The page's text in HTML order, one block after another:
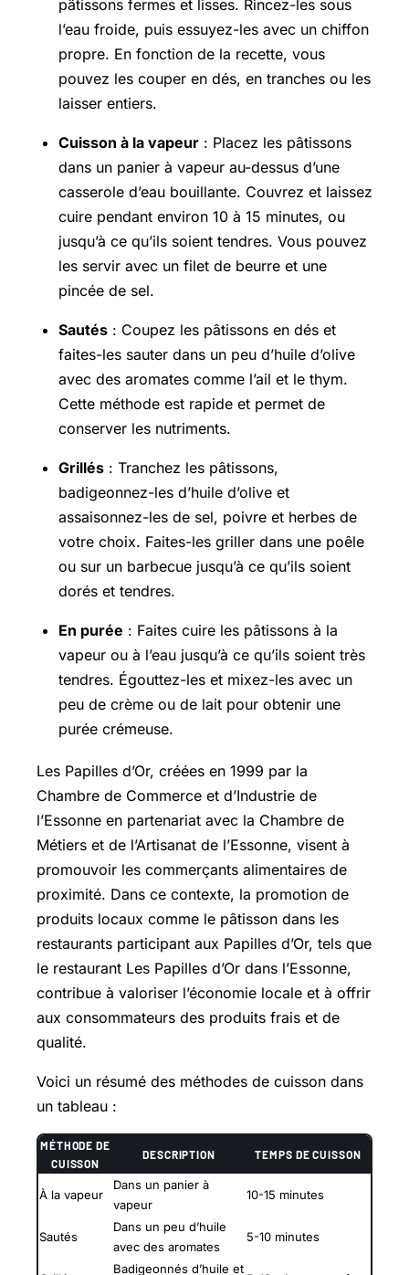
pâtissons fermes et lisses. Rincez-les sous
l’eau froide, puis essuyez-les avec un chiffon
propre. En fonction de la recette, vous
pouvez les couper en dés, en tranches ou les
laisser entiers.
Cuisson à la vapeur : Placez les pâtissons
dans un panier à vapeur au-dessus d’une
casserole d’eau bouillante. Couvrez et laissez
cuire pendant environ 10 à 15 minutes, ou
jusqu’à ce qu’ils soient tendres. Vous pouvez
les servir avec un filet de beurre et une
pincée de sel.
Sautés : Coupez les pâtissons en dés et
faites-les sauter dans un peu d’huile d’olive
avec des aromates comme l’ail et le thym.
Cette méthode est rapide et permet de
conserver les nutriments.
Grillés : Tranchez les pâtissons,
badigeonnez-les d’huile d’olive et
assaisonnez-les de sel, poivre et herbes de
votre choix. Faites-les griller dans une poêle
ou sur un barbecue jusqu’à ce qu’ils soient
dorés et tendres.
En purée : Faites cuire les pâtissons à la
vapeur ou à l’eau jusqu’à ce qu’ils soient très
tendres. Égouttez-les et mixez-les avec un
peu de crème ou de lait pour obtenir une
purée crémeuse.
Les Papilles d’Or, créées en 1999 par la
Chambre de Commerce et d’Industrie de
l’Essonne en partenariat avec la Chambre de
Métiers et de l’Artisanat de l’Essonne, visent à
promouvoir les commerçants alimentaires de
proximité. Dans ce contexte, la promotion de
produits locaux comme le pâtisson dans les
restaurants participant aux Papilles d’Or, tels que
le restaurant Les Papilles d’Or dans l’Essonne,
contribue à valoriser l’économie locale et à offrir
aux consommateurs des produits frais et de
qualité.
Voici un résumé des méthodes de cuisson dans
un tableau :
MÉTHODE DE
CUISSON
DESCRIPTION TEMPS DE CUISSON
À la vapeur
Dans un panier à
vapeur
10-15 minutes
Sautés
Dans un peu d’huile
avec des aromates
5-10 minutes
Badigeonnés d’huile et